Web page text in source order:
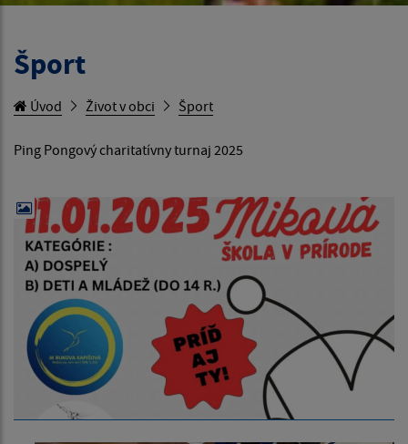
Šport
Úvod Život v obci Šport
Ping Pongový charitatívny turnaj 2025